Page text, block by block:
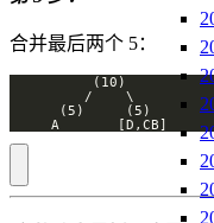
合并最后两个 5：
     A       [D,CB]